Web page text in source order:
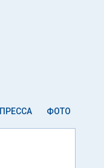
ПРЕССА ФОТО